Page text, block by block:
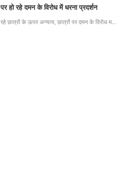
हो रहे दमन के विरोध में धरना प्रदर्शन
छात्रों के ऊपर अन्याय, छात्रों पर दमन के विरोध म…